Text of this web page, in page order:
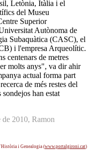
Letònia, Itàlia i el
del Museu
Superior
Autònoma de
Subaquàtica (CASC), el
i l'empresa Arqueolític.
centenars de metres
molts anys", va dir ahir
actual forma part
de més restes del
han estat
2010, Ramon
i Genealogia (www.portalgironi.cat)